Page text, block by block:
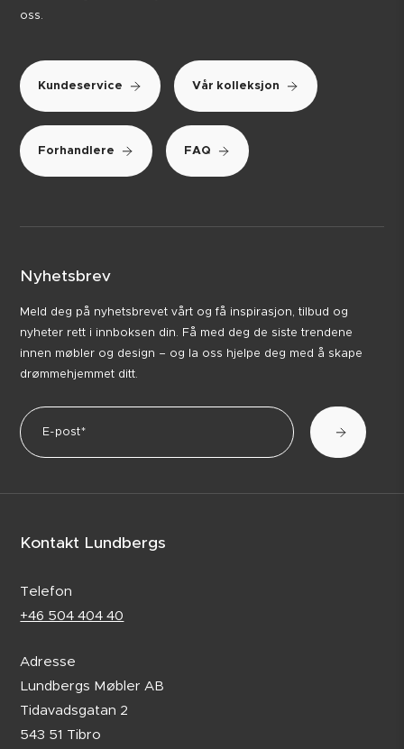
oss.
Kundeservice Vår kolleksjon
Forhandlere FAQ
Nyhetsbrev
Meld deg på nyhetsbrevet vårt og få inspirasjon, tilbud og
nyheter rett i innboksen din. Få med deg de siste trendene
innen møbler og design – og la oss hjelpe deg med å skape
drømmehjemmet ditt.
Kontakt Lundbergs
Telefon
+46 504 404 40
Adresse
Lundbergs Møbler AB
Tidavadsgatan 2
543 51 Tibro